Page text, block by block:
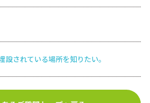
設されている場所を知りたい。